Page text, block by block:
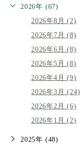
2026年 (67)
2026年8月 (2)
2026年7月 (8)
2026年6月 (8)
2026年5月 (8)
2026年4月 (9)
2026年3月 (24)
2026年2月 (6)
2026年1月 (2)
2025年 (48)